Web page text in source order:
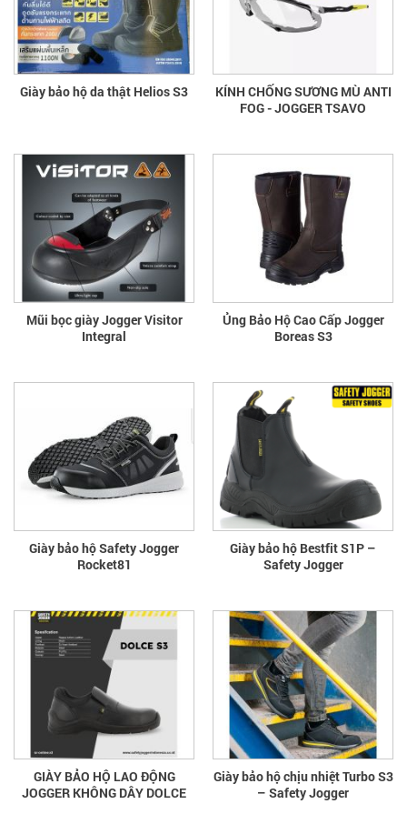
Giày bảo hộ da thật Helios S3
KÍNH CHỐNG SƯƠNG MÙ ANTI
FOG - JOGGER TSAVO
Mũi bọc giày Jogger Visitor
Integral
Ủng Bảo Hộ Cao Cấp Jogger
Boreas S3
Giày bảo hộ Safety Jogger
Rocket81
Giày bảo hộ Bestfit S1P –
Safety Jogger
GIÀY BẢO HỘ LAO ĐỘNG
JOGGER KHÔNG DÂY DOLCE
Giày bảo hộ chịu nhiệt Turbo S3
– Safety Jogger